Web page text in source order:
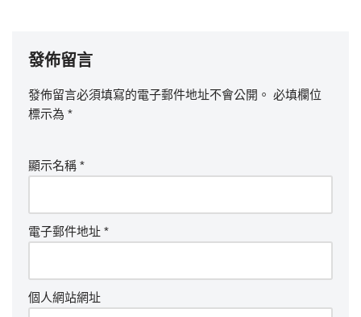
發佈留言
發佈留言必須填寫的電子郵件地址不會公開。 必填欄位
標示為 *
顯示名稱 *
電子郵件地址 *
個人網站網址